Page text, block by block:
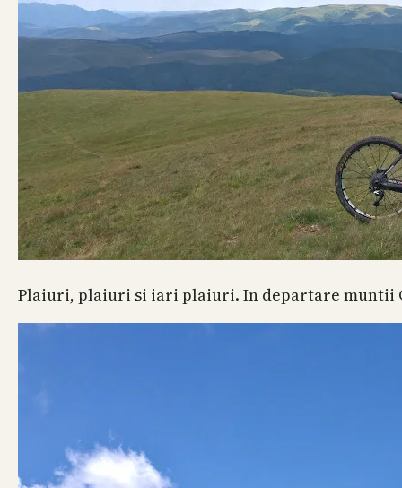
Plaiuri, plaiuri si iari plaiuri. In departare muntii